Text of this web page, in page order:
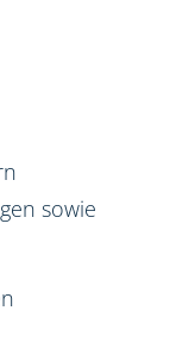
sowie